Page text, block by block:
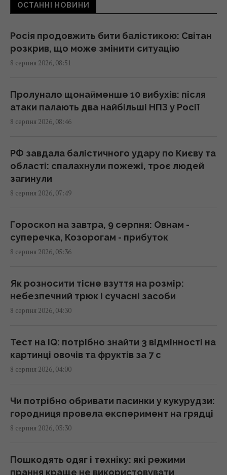
Дівам - суперечки, Ракам - емоції
08:20 субота, 08 серпня 2026
серпня стане свіжіше
08:15 субота, 08 серпня 2026
Козерогам – зустріч з рідними
08:10 субота, 08 серпня 2026
Росіяни вчергове атакували Київ: виникли
08:09 субота, 08 серпня 2026
Чи можна їсти огризок яблука: що
07:55 субота, 08 серпня 2026
РФ повністю знищила житловий будинок на
дитина
07:36 субота, 08 серпня 2026
показало, в якій ягоді більше поживних
речовин
07:31 субота, 08 серпня 2026
Три Спаси, Успіння та Усікновення:
православний календар на серпень 2026
ОСТАННІ НОВИНИ
Росія продовжить бити балістикою: Світан
розкрив, що може змінити ситуацію
8 серпня 2026, 08:51
Пролунало щонайменше 10 вибухів: після
атаки палають два найбільші НПЗ у Росії
8 серпня 2026, 08:46
РФ завдала балістичного удару по Києву та
області: спалахнули пожежі, троє людей
загинули
8 серпня 2026, 07:49
Гороскоп на завтра, 9 серпня: Овнам -
суперечка, Козорогам - прибуток
8 серпня 2026, 05:36
Як розносити тісне взуття на розмір:
небезпечний трюк і сучасні засоби
8 серпня 2026, 04:30
Тест на IQ: потрібно знайти 3 відмінності на
картинці овочів та фруктів за 7 с
8 серпня 2026, 04:00
Чи потрібно обривати пасинки у кукурудзи:
городниця провела експеримент на грядці
8 серпня 2026, 03:30
Пошкодять одяг і техніку: які режими
прання краще не використовувати